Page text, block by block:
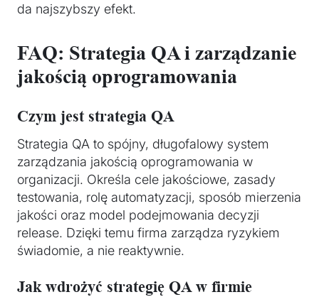
da najszybszy efekt.
FAQ: Strategia QA i zarządzanie
jakością oprogramowania
Czym jest strategia QA
Strategia QA to spójny, długofalowy system
zarządzania jakością oprogramowania w
organizacji. Określa cele jakościowe, zasady
testowania, rolę automatyzacji, sposób mierzenia
jakości oraz model podejmowania decyzji
release. Dzięki temu firma zarządza ryzykiem
świadomie, a nie reaktywnie.
Jak wdrożyć strategię QA w firmie